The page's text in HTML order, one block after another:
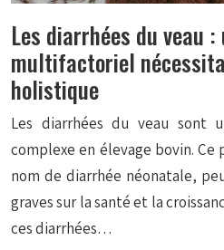
Les diarrhées du veau
multifactoriel
holistique
Les diarrhées du veau sont
complexe en élevage bovin. Ce
nom de diarrhée néonatale,
graves sur la santé et la
ces diarrhées…